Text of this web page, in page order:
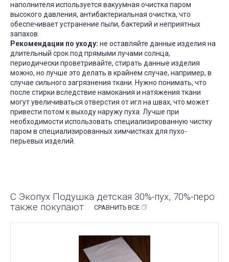
наполнителя используется вакуумная очистка паром
высокого давления, антибактериальная очистка, что
обеспечивает устранение пыли, бактерий и неприятных
запахов.
Рекомендации по уходу: не оставляйте данные изделия на
длительный срок под прямыми лучами солнца,
периодически проветривайте, стирать данные изделия
можно, но лучше это делать в крайнем случае, например, в
случае сильного загрязнения ткани. Нужно понимать, что
после стирки вследствие намокания и натяжения ткани
могут увеличиваться отверстия от игл на швах, что может
привести потом к выходу наружу пуха. Лучше при
необходимости использовать специализированную чистку
паром в специализированных химчистках для пухо-
перьевых изделий.
С Экопух Подушка детская 30%-пух, 70%-перо
также покупают
СРАВНИТЬ ВСЕ